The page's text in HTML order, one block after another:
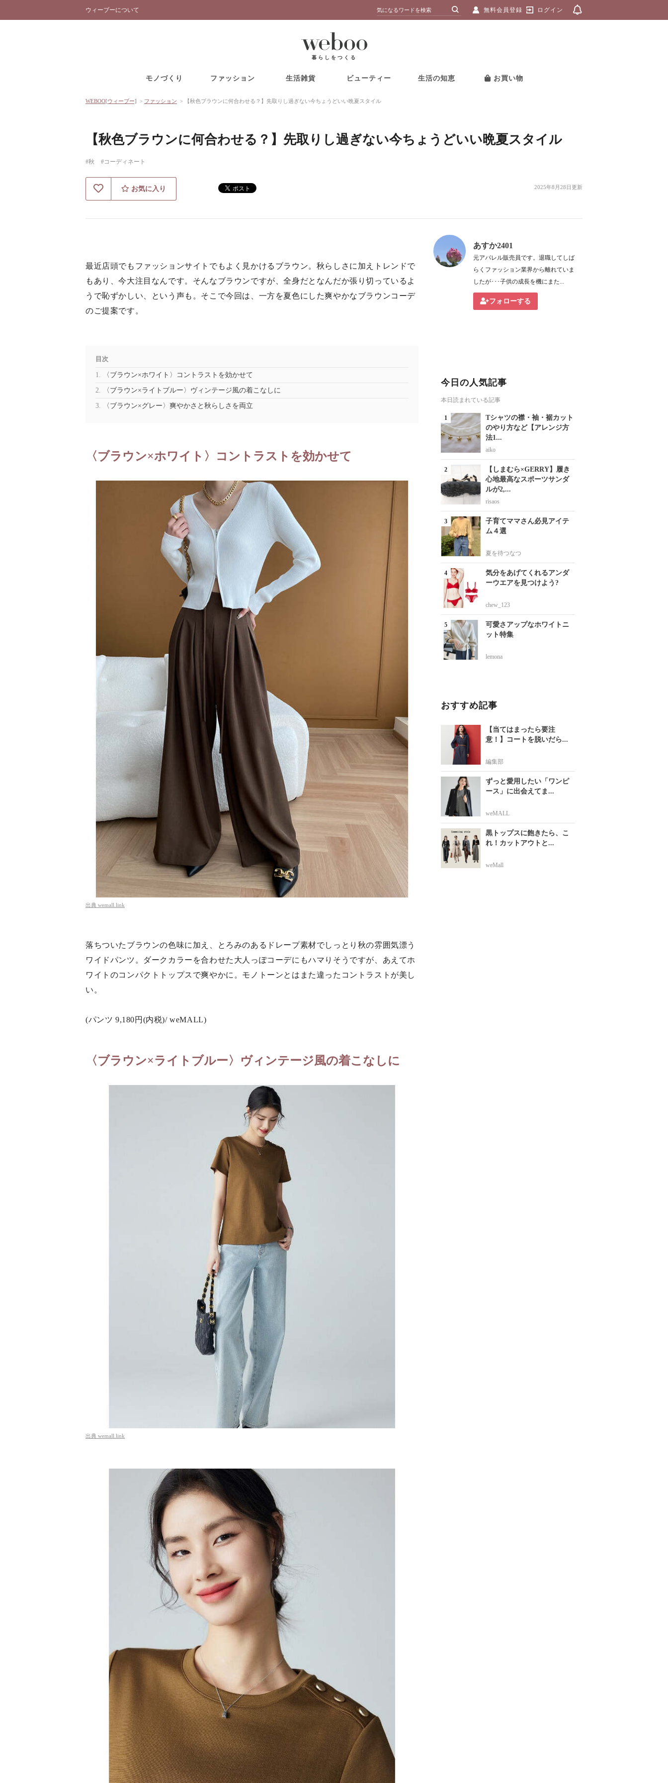
ウィーブーについて 無料会員登録 ログイン
暮らしをつくる
モノづくり ファッション 生活雑貨 ビューティー 生活の知恵 お買い物
WEBOO[ウィーブー] > ファッション > 【秋色ブラウンに何合わせる？】先取りし過ぎない今ちょうどいい晩夏スタイル
【秋色ブラウンに何合わせる？】先取りし過ぎない今ちょうどいい晩夏スタイル
#秋 #コーディネート
お気に入り 2025年8月28日更新
最近店頭でもファッションサイトでもよく見かけるブラウン。秋らしさに加えトレンドで
もあり、今大注目なんです。そんなブラウンですが、全身だとなんだか張り切っているよ
うで恥ずかしい、という声も。そこで今回は、一方を夏色にした爽やかなブラウンコーデ
のご提案です。
目次
〈ブラウン×ホワイト〉コントラストを効かせて
〈ブラウン×ライトブルー〉ヴィンテージ風の着こなしに
〈ブラウン×グレー〉爽やかさと秋らしさを両立
〈ブラウン×ホワイト〉コントラストを効かせて
出典 wemall.link
落ちついたブラウンの色味に加え、とろみのあるドレープ素材でしっとり秋の雰囲気漂う
ワイドパンツ。ダークカラーを合わせた大人っぽコーデにもハマりそうですが、あえてホ
ワイトのコンパクトトップスで爽やかに。モノトーンとはまた違ったコントラストが美し
い。
(パンツ 9,180円(内税)/ weMALL)
〈ブラウン×ライトブルー〉ヴィンテージ風の着こなしに
出典 wemall.link
あすか2401
元アパレル販売員です。退職してしば
らくファッション業界から離れていま
したが･･･子供の成長を機にまた...
フォローする
今日の人気記事
本日読まれている記事
Tシャツの襟・袖・裾カット
のやり方など【アレンジ方
法1...
aiko
【しまむら×GERRY】履き
心地最高なスポーツサンダ
ルが2,...
risaos
子育てママさん必見アイテ
ム４選
夏を待つなつ
気分をあげてくれるアンダ
ーウエアを見つけよう?
chew_123
可愛さアップなホワイトニ
ット特集
lemona
おすすめ記事
【当てはまったら要注
意！】コートを脱いだら...
編集部
ずっと愛用したい「ワンピ
ース」に出会えてま...
weMALL
黒トップスに飽きたら、こ
れ！カットアウトと...
weMall